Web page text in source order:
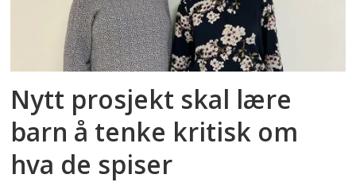
Nytt prosjekt skal lære
barn å tenke kritisk om
hva de spiser